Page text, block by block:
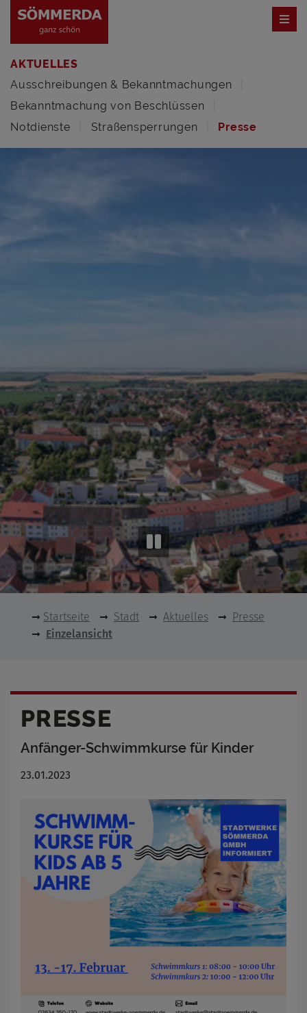
AKTUELLES
Ausschreibungen & Bekanntmachungen
Bekanntmachung von Beschlüssen
Notdienste
Straßensperrungen Presse
Startseite Stadt Aktuelles
Presse
Einzelansicht
PRESSE
Anfänger-Schwimmkurse für Kinder
23.01.2023